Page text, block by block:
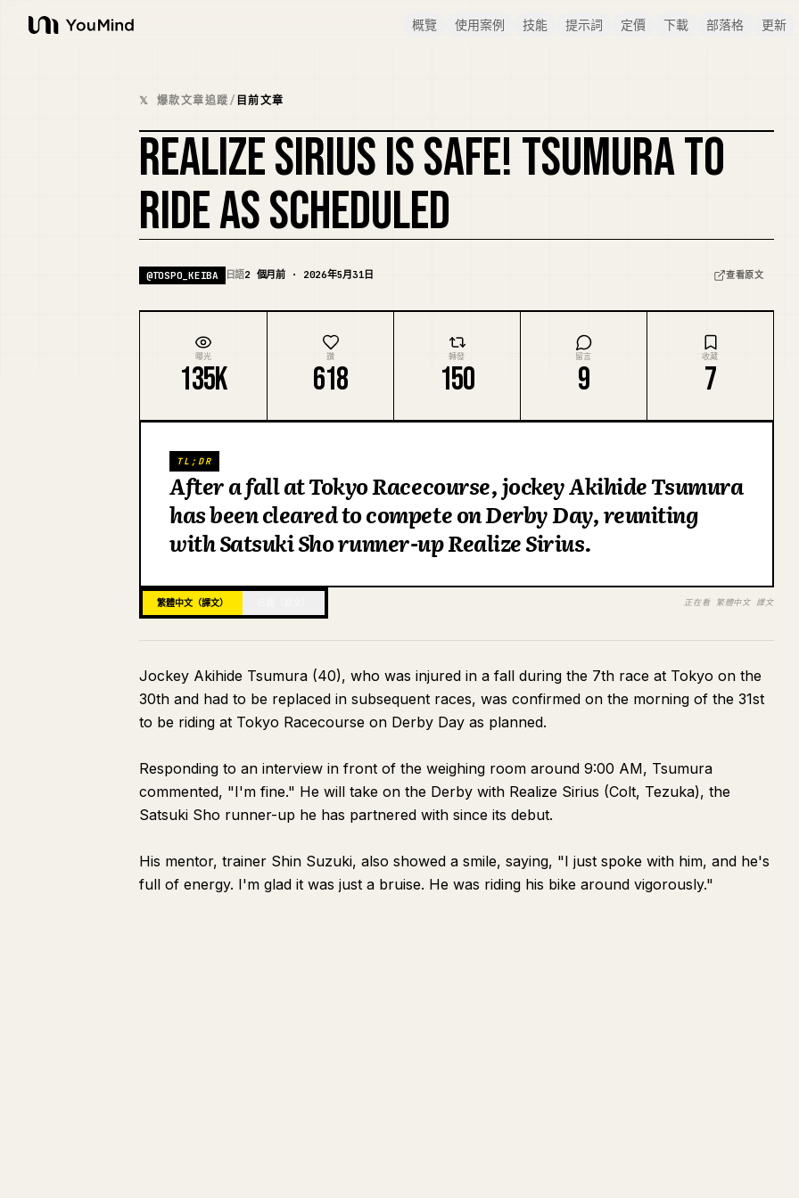
YouMind
概覽 使用案例 技能 提示詞 定價 下載 部落格 更新
𝕏 爆款文章追蹤/ 目前文章
REALIZE SIRIUS IS SAFE! TSUMURA TO
RIDE AS SCHEDULED
@TOSPO_KEIBA 日語2 個月前 · 2026年5月31日 查看原文
曝光
135K
讚
618
轉發
150
留言
9
收藏
7
TL;DR
After a fall at Tokyo Racecourse, jockey Akihide Tsumura
has been cleared to compete on Derby Day, reuniting
with Satsuki Sho runner-up Realize Sirius.
繁體中文（譯文） 正在看 繁體中文 譯文
Jockey Akihide Tsumura (40), who was injured in a fall during the 7th race at Tokyo on the
30th and had to be replaced in subsequent races, was confirmed on the morning of the 31st
to be riding at Tokyo Racecourse on Derby Day as planned.
Responding to an interview in front of the weighing room around 9:00 AM, Tsumura
commented, "I'm fine." He will take on the Derby with Realize Sirius (Colt, Tezuka), the
Satsuki Sho runner-up he has partnered with since its debut.
His mentor, trainer Shin Suzuki, also showed a smile, saying, "I just spoke with him, and he's
full of energy. I'm glad it was just a bruise. He was riding his bike around vigorously."